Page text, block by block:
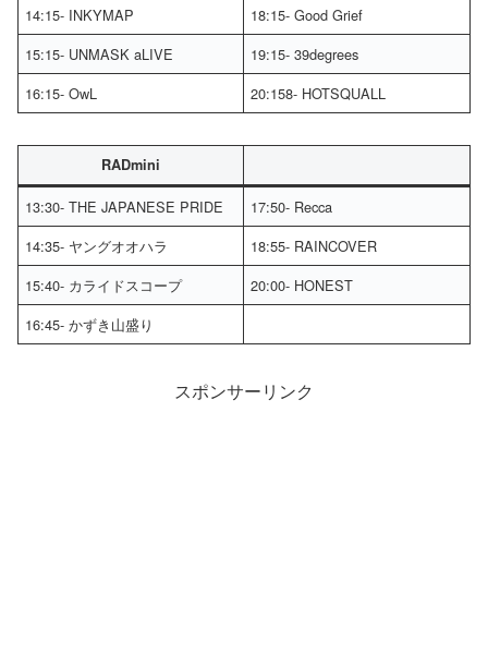
14:15- INKYMAP
18:15- Good Grief
15:15- UNMASK aLIVE
19:15- 39degrees
16:15- OwL
20:158- HOTSQUALL
RADmini
13:30- THE JAPANESE PRIDE
17:50- Recca
14:35- ヤングオオハラ
18:55- RAINCOVER
15:40- カライドスコープ
20:00- HONEST
16:45- かずき山盛り
スポンサーリンク